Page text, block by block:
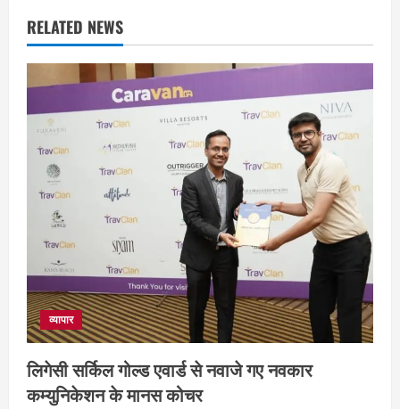
RELATED NEWS
व्यापार
लिगेसी सर्किल गोल्ड एवार्ड से नवाजे गए नवकार
कम्युनिकेशन के मानस कोचर